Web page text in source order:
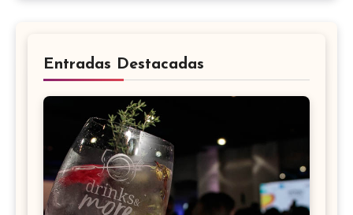
Entradas Destacadas